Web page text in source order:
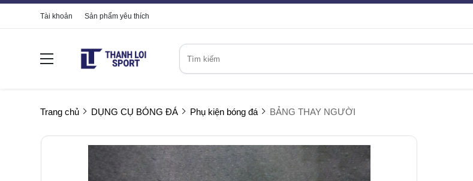
Tài khoản Sản phẩm yêu thích
Trang chủ DỤNG CỤ BÓNG ĐÁ Phụ kiện bóng đá BẢNG THAY NGƯỜI